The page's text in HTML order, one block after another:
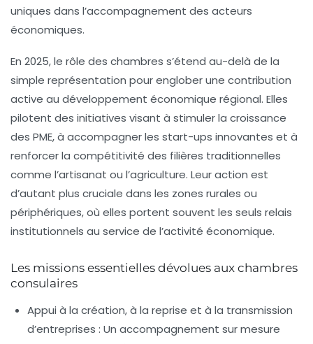
uniques dans l’accompagnement des acteurs
économiques.
En 2025, le rôle des chambres s’étend au-delà de la
simple représentation pour englober une contribution
active au développement économique régional. Elles
pilotent des initiatives visant à stimuler la croissance
des PME, à accompagner les start-ups innovantes et à
renforcer la compétitivité des filières traditionnelles
comme l’artisanat ou l’agriculture. Leur action est
d’autant plus cruciale dans les zones rurales ou
périphériques, où elles portent souvent les seuls relais
institutionnels au service de l’activité économique.
Les missions essentielles dévolues aux chambres
consulaires
Appui à la création, à la reprise et à la transmission
d’entreprises : Un accompagnement sur mesure